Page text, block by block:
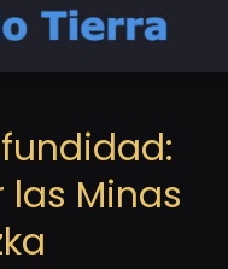
las Minas